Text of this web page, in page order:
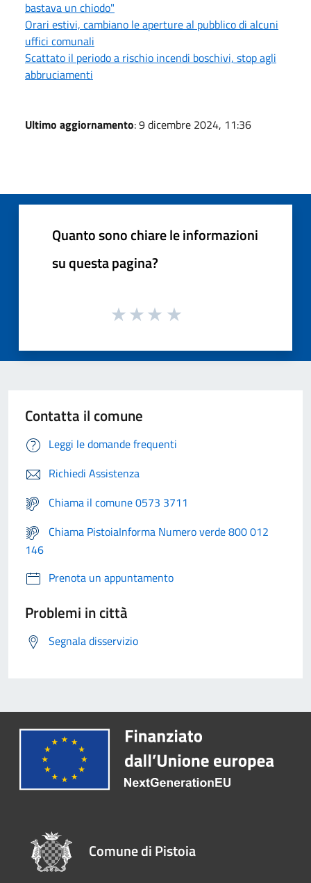
bastava un chiodo"
Orari estivi, cambiano le aperture al pubblico di alcuni
uffici comunali
Scattato il periodo a rischio incendi boschivi, stop agli
abbruciamenti
Ultimo aggiornamento: 9 dicembre 2024, 11:36
Quanto sono chiare le informazioni
su questa pagina?
Contatta il comune
Leggi le domande frequenti
Richiedi Assistenza
Chiama il comune 0573 3711
Chiama PistoiaInforma Numero verde 800 012
146
Prenota un appuntamento
Problemi in città
Segnala disservizio
Comune di Pistoia